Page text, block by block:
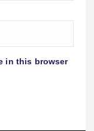
in this browser